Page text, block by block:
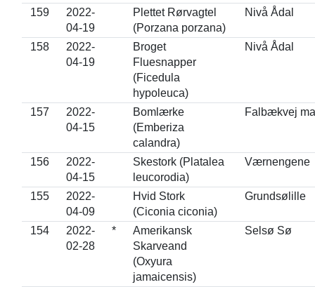
159
2022-
04-19
Plettet Rørvagtel
(Porzana porzana)
Nivå Ådal
158
2022-
04-19
Broget
Fluesnapper
(Ficedula
hypoleuca)
Nivå Ådal
157
2022-
04-15
Bomlærke
(Emberiza
calandra)
Falbækvej
156
2022-
04-15
Skestork (Platalea
leucorodia)
Værnengene
155
2022-
04-09
Hvid Stork
(Ciconia ciconia)
Grundsølille
154
2022-
02-28
*
Amerikansk
Skarveand
(Oxyura
jamaicensis)
Selsø Sø